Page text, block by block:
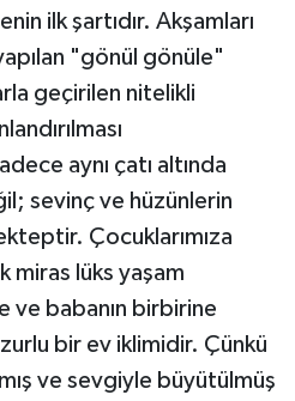
ilk şartıdır. Akşamları
"gönül gönüle"
geçirilen nitelikli
aynı çatı altında
sevinç ve hüzünlerin
Çocuklarımıza
miras lüks yaşam
ve babanın birbirine
bir ev iklimidir. Çünkü
ve sevgiyle büyütülmüş